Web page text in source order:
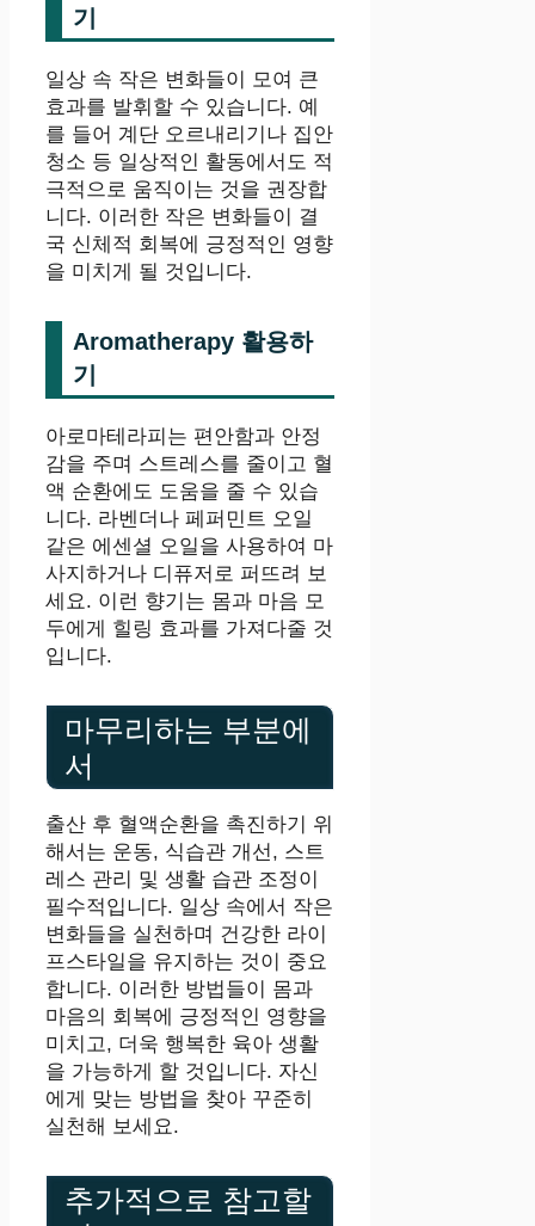
기
일상 속 작은 변화들이 모여 큰
효과를 발휘할 수 있습니다. 예
를 들어 계단 오르내리기나 집안
청소 등 일상적인 활동에서도 적
극적으로 움직이는 것을 권장합
니다. 이러한 작은 변화들이 결
국 신체적 회복에 긍정적인 영향
을 미치게 될 것입니다.
Aromatherapy 활용하
기
아로마테라피는 편안함과 안정
감을 주며 스트레스를 줄이고 혈
액 순환에도 도움을 줄 수 있습
니다. 라벤더나 페퍼민트 오일
같은 에센셜 오일을 사용하여 마
사지하거나 디퓨저로 퍼뜨려 보
세요. 이런 향기는 몸과 마음 모
두에게 힐링 효과를 가져다줄 것
입니다.
마무리하는 부분에
서
출산 후 혈액순환을 촉진하기 위
해서는 운동, 식습관 개선, 스트
레스 관리 및 생활 습관 조정이
필수적입니다. 일상 속에서 작은
변화들을 실천하며 건강한 라이
프스타일을 유지하는 것이 중요
합니다. 이러한 방법들이 몸과
마음의 회복에 긍정적인 영향을
미치고, 더욱 행복한 육아 생활
을 가능하게 할 것입니다. 자신
에게 맞는 방법을 찾아 꾸준히
실천해 보세요.
추가적으로 참고할